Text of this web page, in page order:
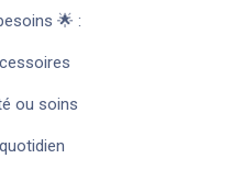
🌟 :
ou soins